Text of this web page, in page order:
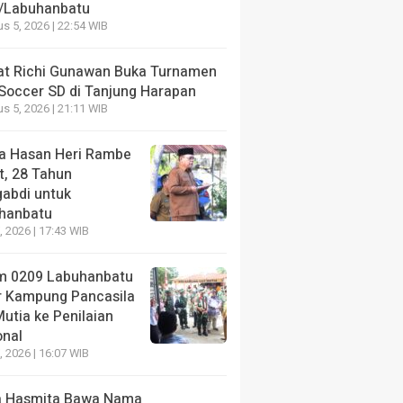
untuk Kodim 0209/Labuhanbatu
lalu
Mini Soccer SD di
Harapan
lalu
5, 2026 | 22:54 WIB
Richi Gunawan Buka Turnamen
SD di Tanjung Harapan
5, 2026 | 21:11 WIB
Hasan Heri Rambe
28 Tahun
untuk
2026 | 17:43 WIB
0209 Labuhanbatu
Kampung Pancasila
ke Penilaian
2026 | 16:07 WIB